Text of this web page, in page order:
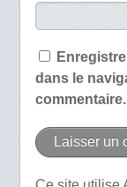
dans le
commentaire.